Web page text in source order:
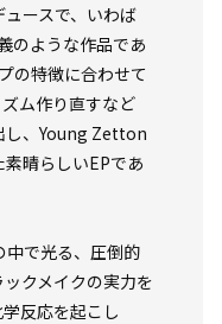
ースで、いわば
のような作品であ
の特徴に合わせて
ム作り直すなど
し、Young Zetton
晴らしいEPであ
中で光る、圧倒的
クメイクの実力を
反応を起こし